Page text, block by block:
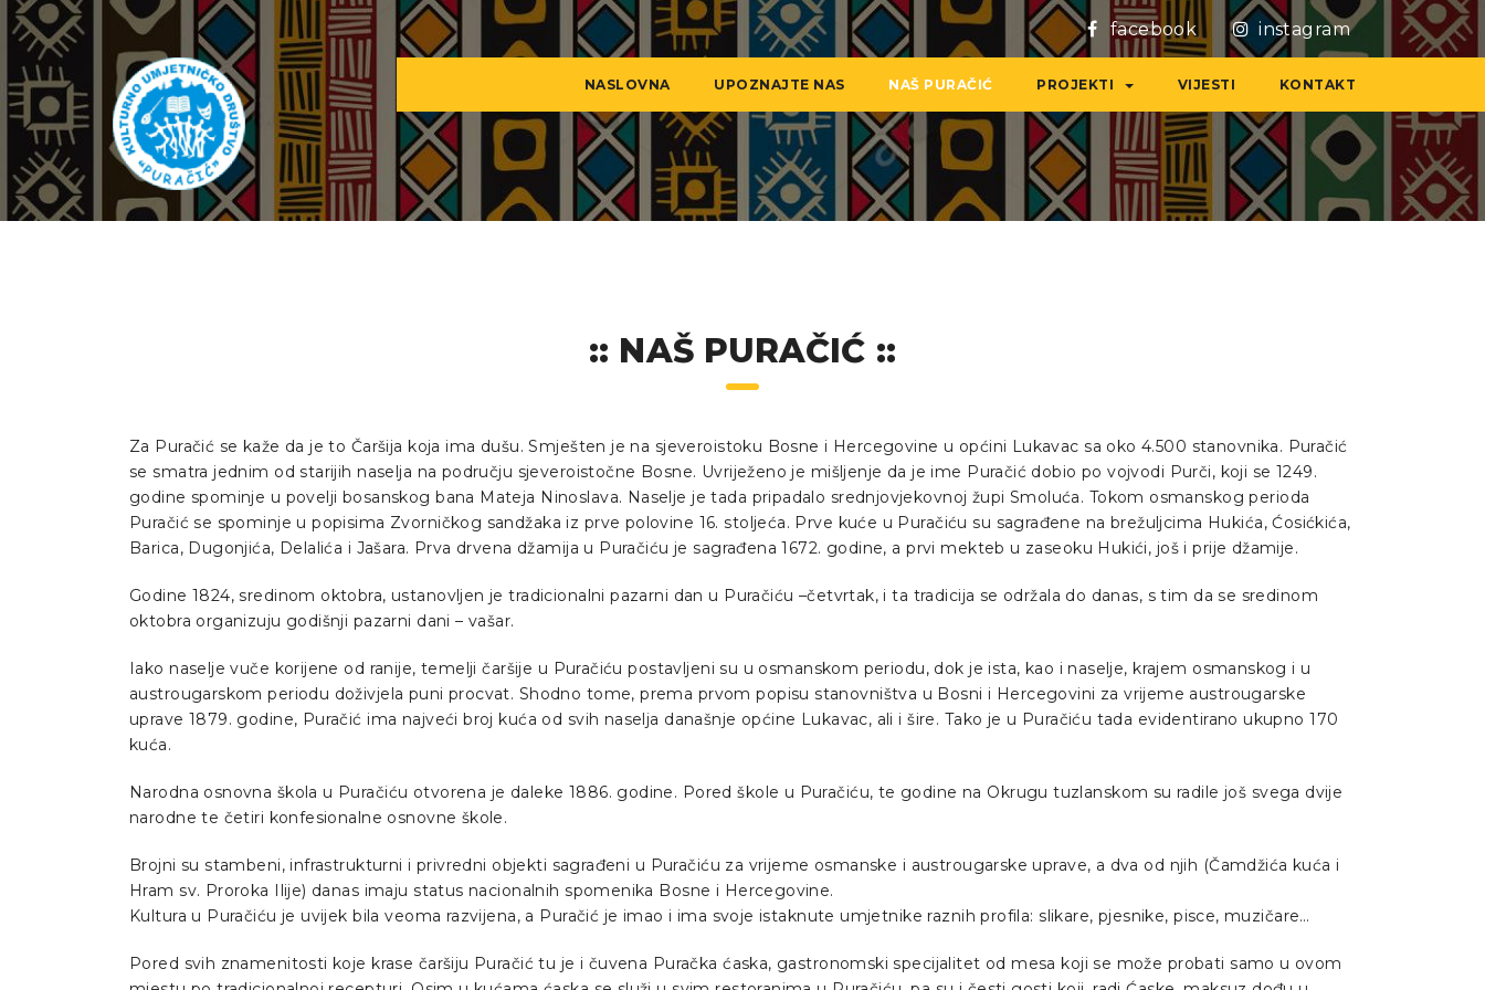
facebook instagram
NASLOVNA UPOZNAJTE NAS NAŠ PURAČIĆ PROJEKTI VIJESTI KONTAKT
:: NAŠ PURAČIĆ ::
Za Puračić se kaže da je to Čaršija koja ima dušu. Smješten je na sjeveroistoku Bosne i Hercegovine u općini Lukavac sa oko 4.500 stanovnika. Puračić
se smatra jednim od starijih naselja na području sjeveroistočne Bosne. Uvriježeno je mišljenje da je ime Puračić dobio po vojvodi Purči, koji se 1249.
godine spominje u povelji bosanskog bana Mateja Ninoslava. Naselje je tada pripadalo srednjovjekovnoj župi Smoluća. Tokom osmanskog perioda
Puračić se spominje u popisima Zvorničkog sandžaka iz prve polovine 16. stoljeća. Prve kuće u Puračiću su sagrađene na brežuljcima Hukića, Ćosićkića,
Barica, Dugonjića, Delalića i Jašara. Prva drvena džamija u Puračiću je sagrađena 1672. godine, a prvi mekteb u zaseoku Hukići, još i prije džamije.
Godine 1824, sredinom oktobra, ustanovljen je tradicionalni pazarni dan u Puračiću –četvrtak, i ta tradicija se održala do danas, s tim da se sredinom
oktobra organizuju godišnji pazarni dani – vašar.
Iako naselje vuče korijene od ranije, temelji čaršije u Puračiću postavljeni su u osmanskom periodu, dok je ista, kao i naselje, krajem osmanskog i u
austrougarskom periodu doživjela puni procvat. Shodno tome, prema prvom popisu stanovništva u Bosni i Hercegovini za vrijeme austrougarske
uprave 1879. godine, Puračić ima najveći broj kuća od svih naselja današnje općine Lukavac, ali i šire. Tako je u Puračiću tada evidentirano ukupno 170
kuća.
Narodna osnovna škola u Puračiću otvorena je daleke 1886. godine. Pored škole u Puračiću, te godine na Okrugu tuzlanskom su radile još svega dvije
narodne te četiri konfesionalne osnovne škole.
Brojni su stambeni, infrastrukturni i privredni objekti sagrađeni u Puračiću za vrijeme osmanske i austrougarske uprave, a dva od njih (Čamdžića kuća i
Hram sv. Proroka Ilije) danas imaju status nacionalnih spomenika Bosne i Hercegovine.
Kultura u Puračiću je uvijek bila veoma razvijena, a Puračić je imao i ima svoje istaknute umjetnike raznih profila: slikare, pjesnike, pisce, muzičare…
Pored svih znamenitosti koje krase čaršiju Puračić tu je i čuvena Puračka ćaska, gastronomski specijalitet od mesa koji se može probati samo u ovom